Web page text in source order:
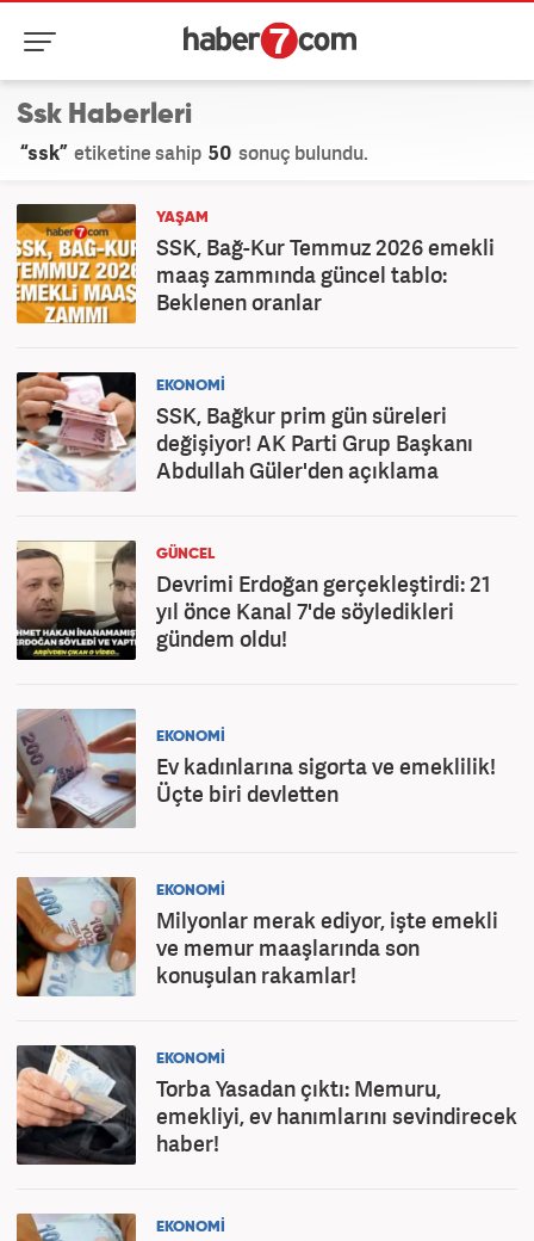
Ssk Haberleri
“ssk” etiketine sahip 50 sonuç bulundu.
YAŞAM
SSK, Bağ-Kur Temmuz 2026 emekli
maaş zammında güncel tablo:
Beklenen oranlar
EKONOMİ
SSK, Bağkur prim gün süreleri
değişiyor! AK Parti Grup Başkanı
Abdullah Güler'den açıklama
GÜNCEL
Devrimi Erdoğan gerçekleştirdi: 21
yıl önce Kanal 7'de söyledikleri
gündem oldu!
EKONOMİ
Ev kadınlarına sigorta ve emeklilik!
Üçte biri devletten
EKONOMİ
Milyonlar merak ediyor, işte emekli
ve memur maaşlarında son
konuşulan rakamlar!
EKONOMİ
Torba Yasadan çıktı: Memuru,
emekliyi, ev hanımlarını sevindirecek
haber!
EKONOMİ